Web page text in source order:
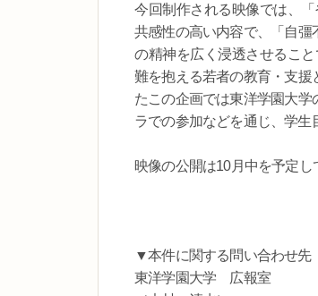
今回制作される映像では、
共感性の高い内容で、「自彊
の精神を広く浸透させるこ
難を抱える若者の教育・支援
たこの企画では東洋学園大学
ラでの参加などを通じ、学生
映像の公開は10月中を予定し
▼本件に関する問い合わせ先
東洋学園大学 広報室